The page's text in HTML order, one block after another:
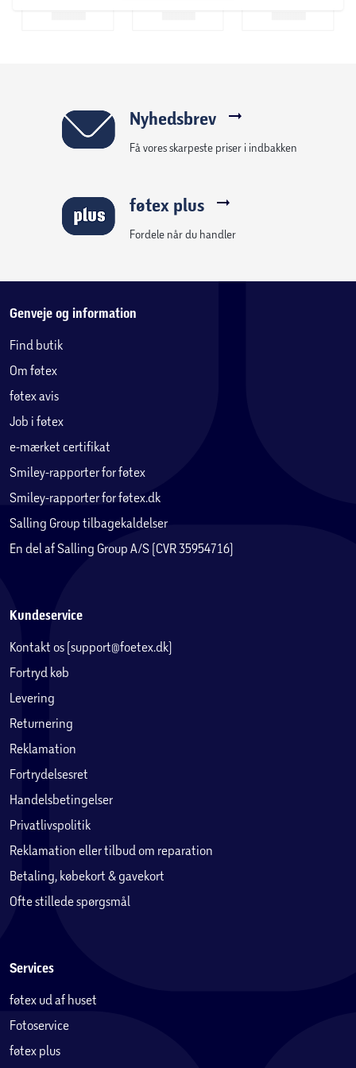
Nyhedsbrev
Få vores skarpeste priser i indbakken
føtex plus
Fordele når du handler
Genveje og information
Find butik
Om føtex
føtex avis
Job i føtex
e-mærket certifikat
Smiley-rapporter for føtex
Smiley-rapporter for føtex.dk
Salling Group tilbagekaldelser
En del af Salling Group A/S (CVR 35954716)
Kundeservice
Kontakt os (support@foetex.dk)
Fortryd køb
Levering
Returnering
Reklamation
Fortrydelsesret
Handelsbetingelser
Privatlivspolitik
Reklamation eller tilbud om reparation
Betaling, købekort & gavekort
Ofte stillede spørgsmål
Services
føtex ud af huset
Fotoservice
føtex plus